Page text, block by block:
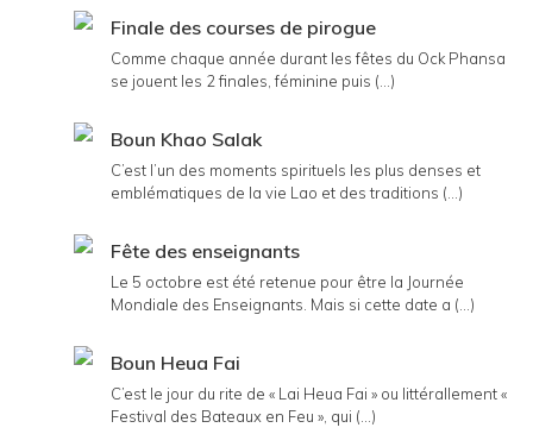
Finale des courses de pirogue
Comme chaque année durant les fêtes du Ock Phansa
se jouent les 2 finales, féminine puis (...)
Boun Khao Salak
C’est l’un des moments spirituels les plus denses et
emblématiques de la vie Lao et des traditions (...)
Fête des enseignants
Le 5 octobre est été retenue pour être la Journée
Mondiale des Enseignants. Mais si cette date a (...)
Boun Heua Fai
C’est le jour du rite de « Lai Heua Fai » ou littérallement «
Festival des Bateaux en Feu », qui (...)